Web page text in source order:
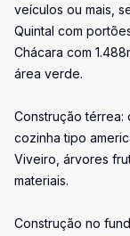
veículos ou mais,
Quintal com
Chácara com
área verde.
Construção térrea:
cozinha tipo
Viveiro, árvores
materiais.
Construção no